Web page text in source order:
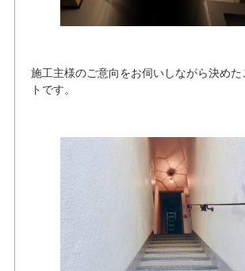
施工主様のご意向をお伺いしながら決めた
トです。